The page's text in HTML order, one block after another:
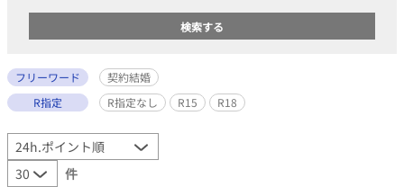
フリーワード
契約結婚
R指定
R指定なし R15 R18
件